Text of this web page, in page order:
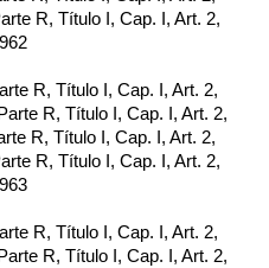
R, Título I, Cap. I, Art. 2,
R, Título I, Cap. I, Art. 2,
R, Título I, Cap. I, Art. 2,
R, Título I, Cap. I, Art. 2,
R, Título I, Cap. I, Art. 2,
R, Título I, Cap. I, Art. 2,
R, Título I, Cap. I, Art. 2,